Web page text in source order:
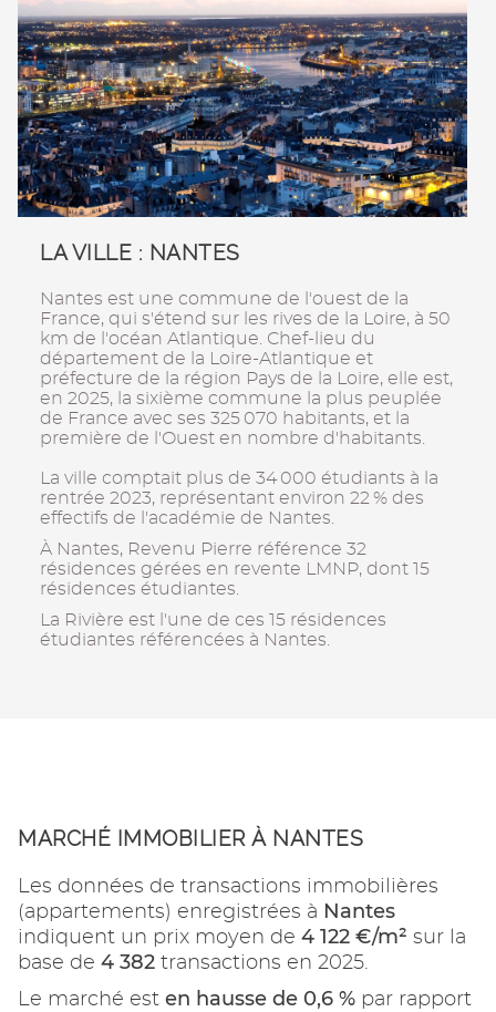
LA VILLE : NANTES
Nantes est une commune de l'ouest de la
France, qui s'étend sur les rives de la Loire, à 50
km de l'océan Atlantique. Chef-lieu du
département de la Loire-Atlantique et
préfecture de la région Pays de la Loire, elle est,
en 2025, la sixième commune la plus peuplée
de France avec ses 325 070 habitants, et la
première de l'Ouest en nombre d'habitants.
La ville comptait plus de 34 000 étudiants à la
rentrée 2023, représentant environ 22 % des
effectifs de l'académie de Nantes.
À Nantes, Revenu Pierre référence 32
résidences gérées en revente LMNP, dont 15
résidences étudiantes.
La Rivière est l'une de ces 15 résidences
étudiantes référencées à Nantes.
MARCHÉ IMMOBILIER À NANTES
Les données de transactions immobilières
(appartements) enregistrées à Nantes
indiquent un prix moyen de 4 122 €/m² sur la
base de 4 382 transactions en 2025.
Le marché est en hausse de 0,6 % par rapport